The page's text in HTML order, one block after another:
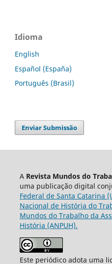
Idioma
English
Español (España)
Português (Brasil)
Enviar Submissão
A Revista Mundos do
uma publicação digital
Federal de Santa Catarina
Nacional de História do
Mundos do Trabalho da
História (ANPUH).
Este periódico adota uma